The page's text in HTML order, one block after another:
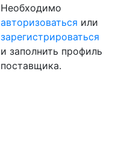
Необходимо
авторизоваться или
зарегистрироваться
и заполнить профиль
поставщика.